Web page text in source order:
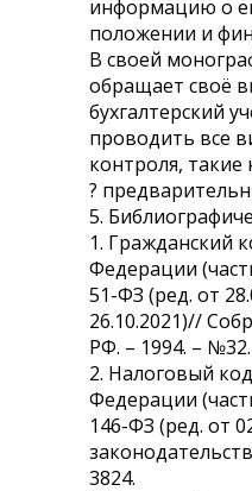
информацию о
положении и
В своей
обращает своё
бухгалтерский
проводить все
контроля, такие
?
5.
1. Гражданский
Федерации
51-ФЗ (ред. от
26.10.2021)//
РФ. – 1994. – №32.
2. Налоговый
Федерации
146-ФЗ (ред. от
3824.